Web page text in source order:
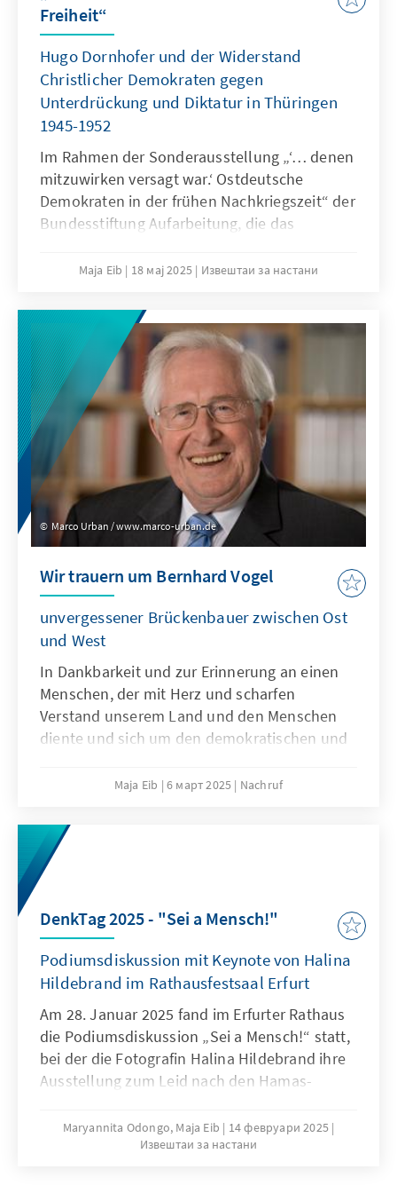
Freiheit“
Hugo Dornhofer und der Widerstand
Christlicher Demokraten gegen
Unterdrückung und Diktatur in Thüringen
1945-1952
Im Rahmen der Sonderausstellung „‘… denen
mitzuwirken versagt war.‘ Ostdeutsche
Demokraten in der frühen Nachkriegszeit“ der
Bundesstiftung Aufarbeitung, die das
Sonderausstellung zeig-te, fand am
18. Mai 2025, eine begleitende Veranstaltung
statt.
Maja Eib 18 мај 2025 Извештаи за настани
Marco Urban / www.marco-urban.de
Wir trauern um Bernhard Vogel
unvergessener Brückenbauer zwischen Ost
und West
In Dankbarkeit und zur Erinnerung an einen
Menschen, der mit Herz und scharfen
Verstand unserem Land und den Menschen
diente und sich um den demokratischen und
Thüringen sowie im Einsatz für die
hat.
Maja Eib 6 март 2025 Nachruf
DenkTag 2025 - "Sei a Mensch!"
Podiumsdiskussion mit Keynote von Halina
Hildebrand im Rathausfestsaal Erfurt
Am 28. Januar 2025 fand im Erfurter Rathaus
die Podiumsdiskussion „Sei a Mensch!“ statt,
bei der die Fotografin Halina Hildebrand ihre
Ausstellung zum Leid nach den Hamas-
Die Veranstaltung thematisierte
Antisemitismus, menschliches Leid und die
Maryannita Odongo, Maja Eib
14 февруари 2025
Извештаи за настани